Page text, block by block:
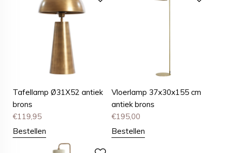
Tafellamp Ø31X52 antiek
brons
€119,95
Bestellen
Vloerlamp 37x30x155 cm
antiek brons
€195,00
Bestellen